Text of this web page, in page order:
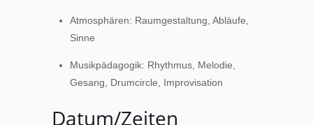
Atmosphären: Raumgestaltung, Abläufe,
Sinne
Musikpädagogik: Rhythmus, Melodie,
Gesang, Drumcircle, Improvisation
Datum/Zeiten